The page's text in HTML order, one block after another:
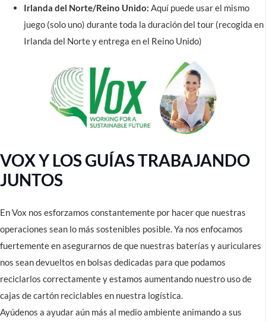
Irlanda del Norte/Reino Unido: Aquí puede usar el mismo
juego (solo uno) durante toda la duración del tour (recogida en
Irlanda del Norte y entrega en el Reino Unido)
VOX Y LOS GUÍAS TRABAJANDO
JUNTOS
En Vox nos esforzamos constantemente por hacer que nuestras
operaciones sean lo más sostenibles posible. Ya nos enfocamos
fuertemente en asegurarnos de que nuestras baterías y auriculares
nos sean devueltos en bolsas dedicadas para que podamos
reciclarlos correctamente y estamos aumentando nuestro uso de
cajas de cartón reciclables en nuestra logística.
Ayúdenos a ayudar aún más al medio ambiente animando a sus